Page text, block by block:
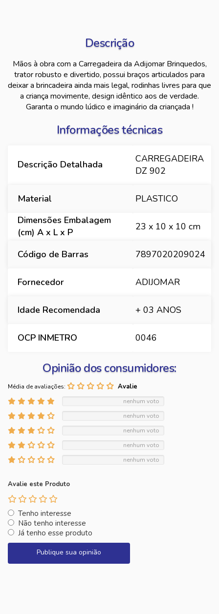
Descrição
Mãos à obra com a Carregadeira da Adijomar Brinquedos,
trator robusto e divertido, possui braços articulados para
deixar a brincadeira ainda mais legal, rodinhas livres para que
a criança movimente, design idêntico aos de verdade.
Garanta o mundo lúdico e imaginário da criançada !
Informações técnicas
Descrição Detalhada
CARREGADEIRA
DZ 902
Material
PLASTICO
Dimensões Embalagem
(cm) A x L x P
23 x 10 x 10 cm
Código de Barras 7897020209024
Fornecedor ADIJOMAR
Idade Recomendada + 03 ANOS
OCP INMETRO 0046
Opinião dos consumidores:
Média de avaliações:
nenhum voto
nenhum voto
nenhum voto
nenhum voto
nenhum voto
Avalie este Produto
Tenho interesse
Não tenho interesse
Já tenho esse produto
Publique sua opinião